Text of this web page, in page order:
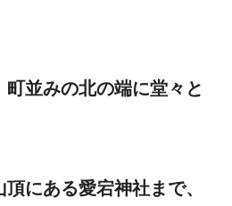
並みの北の端に堂々と
にある愛宕神社まで、